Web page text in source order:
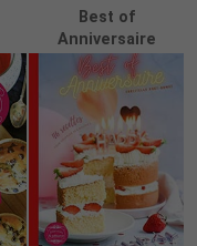
Best of
Anniversaire